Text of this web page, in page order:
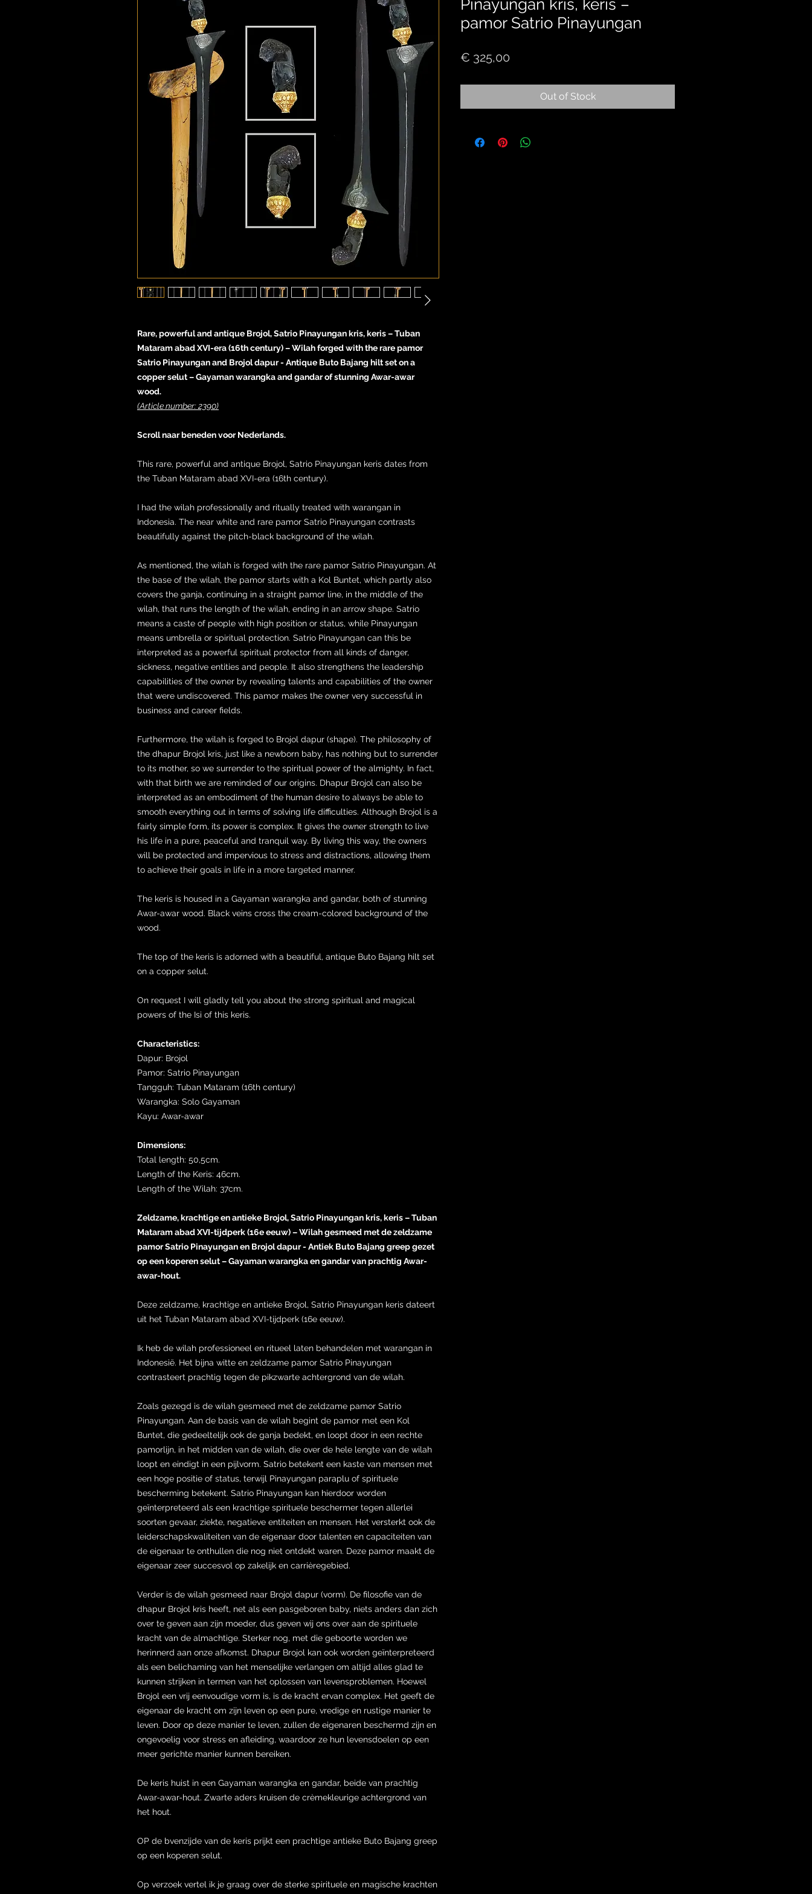
Rare, powerful and antique Brojol, Satrio Pinayungan kris, keris – Tuban
Mataram abad XVI-era (16th century) – Wilah forged with the rare pamor
Satrio Pinayungan and Brojol dapur - Antique Buto Bajang hilt set on a
copper selut – Gayaman warangka and gandar of stunning Awar-awar
wood.
(Article number: 2390)
Scroll naar beneden voor Nederlands.
This rare, powerful and antique Brojol, Satrio Pinayungan keris dates from
the Tuban Mataram abad XVI-era (16th century).
I had the wilah professionally and ritually treated with warangan in
Indonesia. The near white and rare pamor Satrio Pinayungan contrasts
beautifully against the pitch-black background of the wilah.
As mentioned, the wilah is forged with the rare pamor Satrio Pinayungan. At
the base of the wilah, the pamor starts with a Kol Buntet, which partly also
covers the ganja, continuing in a straight pamor line, in the middle of the
wilah, that runs the length of the wilah, ending in an arrow shape. Satrio
means a caste of people with high position or status, while Pinayungan
means umbrella or spiritual protection. Satrio Pinayungan can this be
interpreted as a powerful spiritual protector from all kinds of danger,
sickness, negative entities and people. It also strengthens the leadership
capabilities of the owner by revealing talents and capabilities of the owner
that were undiscovered. This pamor makes the owner very successful in
business and career fields.
Furthermore, the wilah is forged to Brojol dapur (shape). The philosophy of
the dhapur Brojol kris, just like a newborn baby, has nothing but to surrender
to its mother, so we surrender to the spiritual power of the almighty. In fact,
with that birth we are reminded of our origins. Dhapur Brojol can also be
interpreted as an embodiment of the human desire to always be able to
smooth everything out in terms of solving life difficulties. Although Brojol is a
fairly simple form, its power is complex. It gives the owner strength to live
his life in a pure, peaceful and tranquil way. By living this way, the owners
will be protected and impervious to stress and distractions, allowing them
to achieve their goals in life in a more targeted manner.
The keris is housed in a Gayaman warangka and gandar, both of stunning
Awar-awar wood. Black veins cross the cream-colored background of the
wood.
The top of the keris is adorned with a beautiful, antique Buto Bajang hilt set
on a copper selut.
On request I will gladly tell you about the strong spiritual and magical
powers of the Isi of this keris.
Characteristics:
Dapur: Brojol
Pamor: Satrio Pinayungan
Tangguh: Tuban Mataram (16th century)
Warangka: Solo Gayaman
Kayu: Awar-awar
Dimensions:
Total length: 50,5cm.
Length of the Keris: 46cm.
Length of the Wilah: 37cm.
Zeldzame, krachtige en antieke Brojol, Satrio Pinayungan kris, keris – Tuban
Mataram abad XVI-tijdperk (16e eeuw) – Wilah gesmeed met de zeldzame
pamor Satrio Pinayungan en Brojol dapur - Antiek Buto Bajang greep gezet
op een koperen selut – Gayaman warangka en gandar van prachtig Awar-
awar-hout.
Deze zeldzame, krachtige en antieke Brojol, Satrio Pinayungan keris dateert
uit het Tuban Mataram abad XVI-tijdperk (16e eeuw).
Ik heb de wilah professioneel en ritueel laten behandelen met warangan in
Indonesië. Het bijna witte en zeldzame pamor Satrio Pinayungan
contrasteert prachtig tegen de pikzwarte achtergrond van de wilah.
Zoals gezegd is de wilah gesmeed met de zeldzame pamor Satrio
Pinayungan. Aan de basis van de wilah begint de pamor met een Kol
Buntet, die gedeeltelijk ook de ganja bedekt, en loopt door in een rechte
pamorlijn, in het midden van de wilah, die over de hele lengte van de wilah
loopt en eindigt in een pijlvorm. Satrio betekent een kaste van mensen met
een hoge positie of status, terwijl Pinayungan paraplu of spirituele
bescherming betekent. Satrio Pinayungan kan hierdoor worden
geïnterpreteerd als een krachtige spirituele beschermer tegen allerlei
soorten gevaar, ziekte, negatieve entiteiten en mensen. Het versterkt ook de
leiderschapskwaliteiten van de eigenaar door talenten en capaciteiten van
de eigenaar te onthullen die nog niet ontdekt waren. Deze pamor maakt de
eigenaar zeer succesvol op zakelijk en carrièregebied.
Verder is de wilah gesmeed naar Brojol dapur (vorm). De filosofie van de
dhapur Brojol kris heeft, net als een pasgeboren baby, niets anders dan zich
over te geven aan zijn moeder, dus geven wij ons over aan de spirituele
kracht van de almachtige. Sterker nog, met die geboorte worden we
herinnerd aan onze afkomst. Dhapur Brojol kan ook worden geïnterpreteerd
als een belichaming van het menselijke verlangen om altijd alles glad te
kunnen strijken in termen van het oplossen van levensproblemen. Hoewel
Brojol een vrij eenvoudige vorm is, is de kracht ervan complex. Het geeft de
eigenaar de kracht om zijn leven op een pure, vredige en rustige manier te
leven. Door op deze manier te leven, zullen de eigenaren beschermd zijn en
ongevoelig voor stress en afleiding, waardoor ze hun levensdoelen op een
meer gerichte manier kunnen bereiken.
De keris huist in een Gayaman warangka en gandar, beide van prachtig
Awar-awar-hout. Zwarte aders kruisen de crèmekleurige achtergrond van
het hout.
OP de bvenzijde van de keris prijkt een prachtige antieke Buto Bajang greep
op een koperen selut.
Op verzoek vertel ik je graag over de sterke spirituele en magische krachten
Pinayungan kris, keris –
pamor Satrio Pinayungan
€ 325,00
Out of Stock